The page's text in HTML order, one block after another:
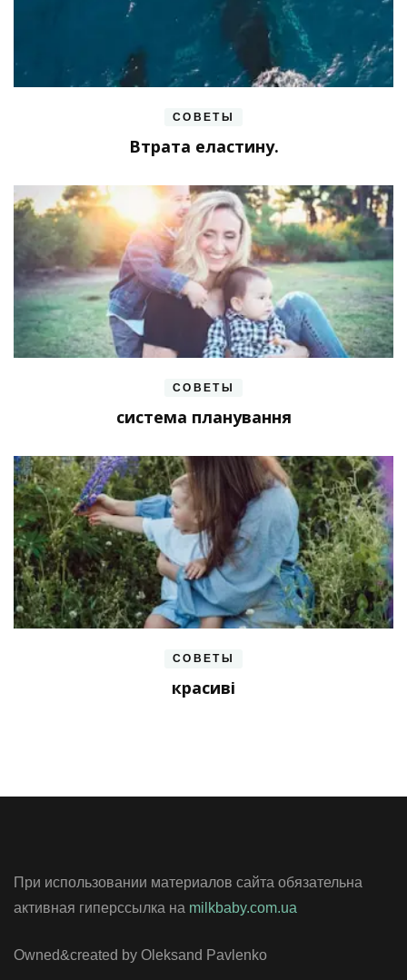
СОВЕТЫ
Втрата еластину.
СОВЕТЫ
система планування
СОВЕТЫ
красиві
При использовании материалов сайта обязательна
активная гиперссылка на milkbaby.com.ua
Owned&created by Oleksand Pavlenko